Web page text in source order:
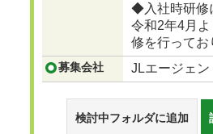
◆入社時研修
令和2年4月
修を行ってお
募集会社 JLエージェン
検討中フォルダに追加